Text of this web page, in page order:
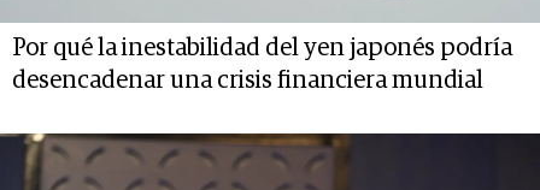
Por qué la inestabilidad del yen japonés podría
desencadenar una crisis financiera mundial